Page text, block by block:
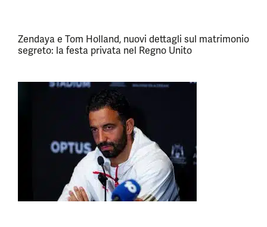
Zendaya e Tom Holland, nuovi dettagli sul matrimonio
segreto: la festa privata nel Regno Unito